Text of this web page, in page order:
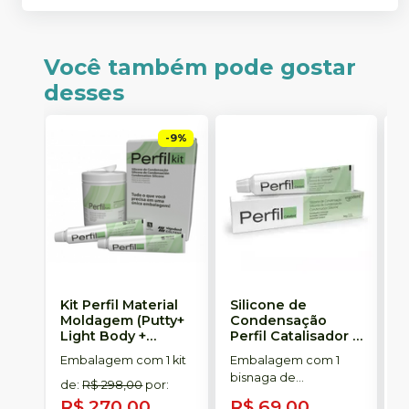
Você também pode gostar
desses
-9%
Kit Perfil Material
Moldagem (Putty+
Light Body +
Catalyst)
VIGODENT
Embalagem com 1 kit
de:R$ 298,00 por:
Silicone de
Condensação
Perfil Catalisador-
VIGODENT
Embalagem com 1
bisnaga de
catalisador com 50g.